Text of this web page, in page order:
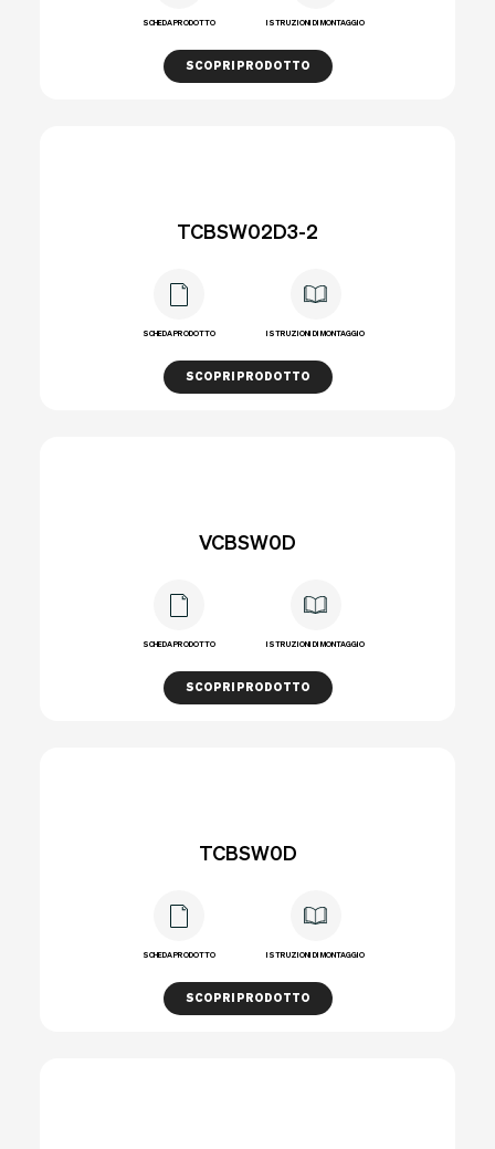
SCHEDA PRODOTTO ISTRUZIONI DI MONTAGGIO
SCOPRI PRODOTTO
TCBSW02D3-2
SCHEDA PRODOTTO ISTRUZIONI DI MONTAGGIO
SCOPRI PRODOTTO
VCBSW0D
SCHEDA PRODOTTO ISTRUZIONI DI MONTAGGIO
SCOPRI PRODOTTO
TCBSW0D
SCHEDA PRODOTTO ISTRUZIONI DI MONTAGGIO
SCOPRI PRODOTTO